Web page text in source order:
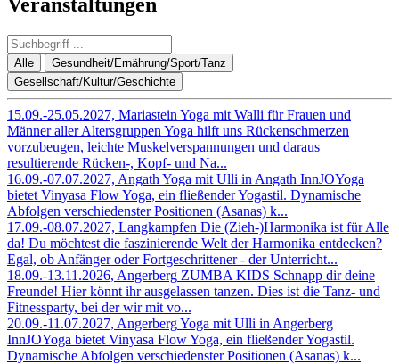
Alle
Gesundheit/Ernährung/Sport/Tanz
Gesellschaft/Kultur/Geschichte
15.09.-25.05.2027, Mariastein Yoga mit Walli für Frauen und
Männer aller Altersgruppen Yoga hilft uns Rückenschmerzen
vorzubeugen, leichte Muskelverspannungen und daraus
resultierende Rücken-, Kopf- und Na...
16.09.-07.07.2027, Angath Yoga mit Ulli in Angath InnJOYoga
bietet Vinyasa Flow Yoga, ein fließender Yogastil. Dynamische
Abfolgen verschiedenster Positionen (Asanas) k...
17.09.-08.07.2027, Langkampfen Die (Zieh-)Harmonika ist für Alle
da! Du möchtest die faszinierende Welt der Harmonika entdecken?
Egal, ob Anfänger oder Fortgeschrittener - der Unterricht...
18.09.-13.11.2026, Angerberg ZUMBA KIDS Schnapp dir deine
Freunde! Hier könnt ihr ausgelassen tanzen. Dies ist die Tanz- und
Fitnessparty, bei der wir mit vo...
20.09.-11.07.2027, AngerbergYoga mit Ulli in Angerberg
InnJOYoga bietet Vinyasa Flow Yoga, ein fließender Yogastil.
Dynamische Abfolgen verschiedenster Positionen (Asanas) k...